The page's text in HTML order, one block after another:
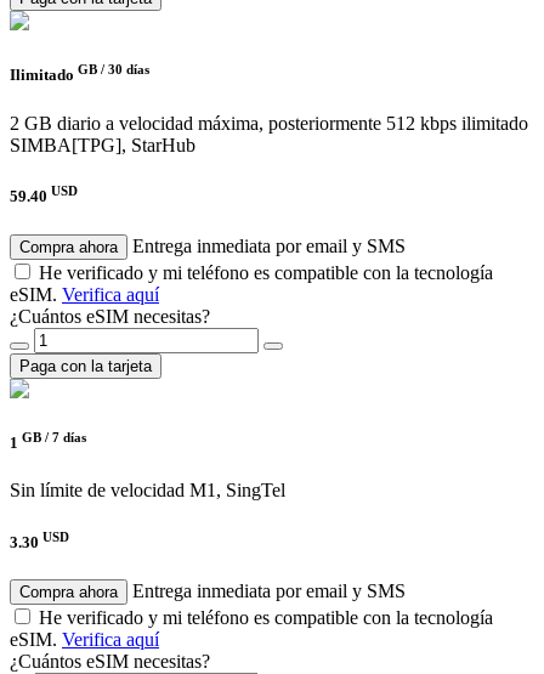
Ilimitado GB / 30 días
2 GB diario a velocidad máxima, posteriormente 512 kbps ilimitado
SIMBA[TPG], StarHub
59.40 USD
Compra ahora
Entrega inmediata por email y SMS
He verificado y mi teléfono es compatible con la tecnología
eSIM. Verifica aquí
¿Cuántos eSIM necesitas?
Paga con la tarjeta
1 GB / 7 días
Sin límite de velocidad M1, SingTel
3.30 USD
Compra ahora
Entrega inmediata por email y SMS
He verificado y mi teléfono es compatible con la tecnología
eSIM. Verifica aquí
¿Cuántos eSIM necesitas?